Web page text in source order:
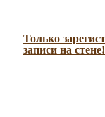
Только
записи на стене!